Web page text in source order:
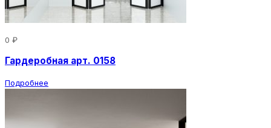
0 ₽
Гардеробная арт. 0158
Подробнее